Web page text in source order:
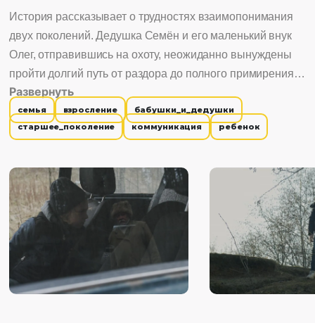
История рассказывает о трудностях взаимопонимания
двух поколений. Дедушка Семён и его маленький внук
Олег, отправившись на охоту, неожиданно вынуждены
пройти долгий путь от раздора до полного примирения.
Столкнувшись с рядом испытаний в лесу, представители
как старшего, так и младшего поколения наконец могут
принять отличия друг друга и научиться по-настоящему
были.
Развернуть
семья взросление
бабушки_и_дедушки
старшее_поколение
коммуникация ребенок